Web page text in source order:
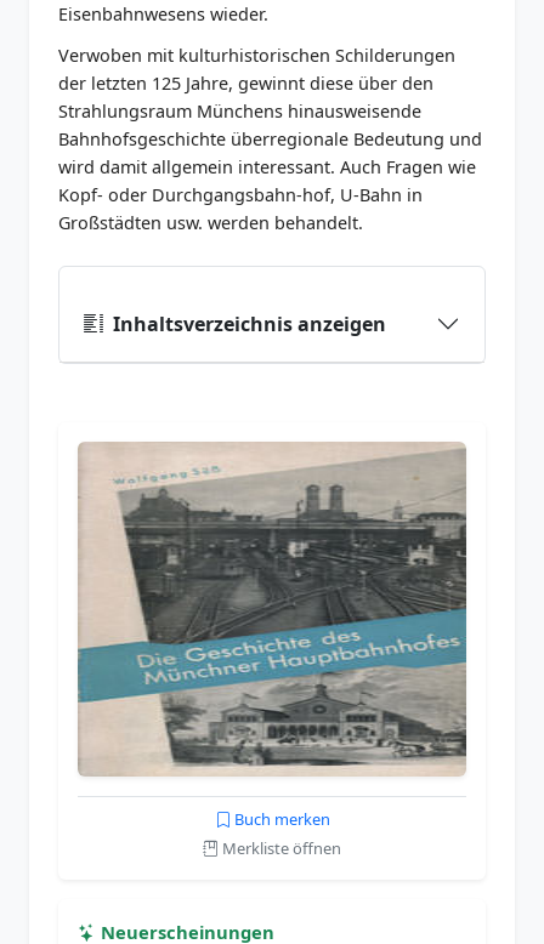
Eisenbahnwesens wieder.
Verwoben mit kulturhistorischen Schilderungen
der letzten 125 Jahre, gewinnt diese über den
Strahlungsraum Münchens hinausweisende
Bahnhofsgeschichte überregionale Bedeutung und
wird damit allgemein interessant. Auch Fragen wie
Kopf- oder Durchgangsbahn-hof, U-Bahn in
Großstädten usw. werden behandelt.
Inhaltsverzeichnis anzeigen
Buch merken
Merkliste öffnen
Neuerscheinungen